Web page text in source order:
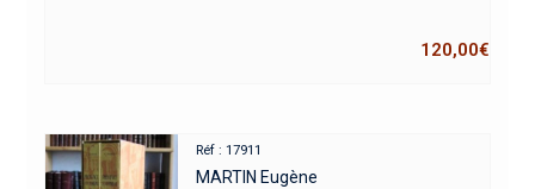
120,00€
Réf : 17911
MARTIN Eugène